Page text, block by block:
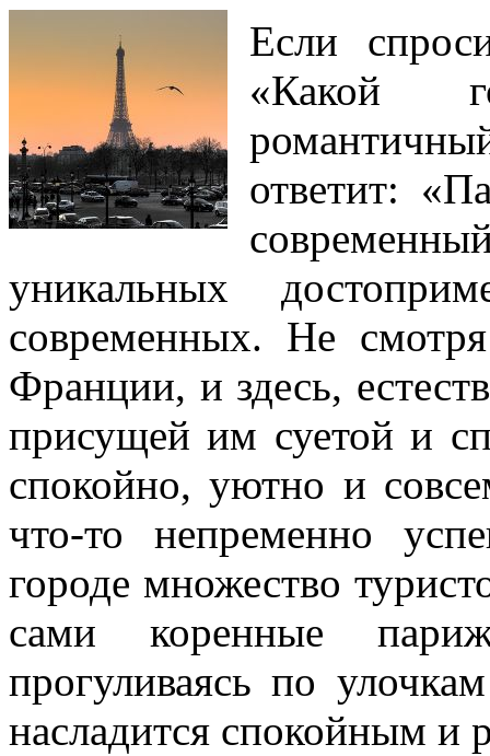
Если
«Какой
ответит:
уникальных
современных. Не
Франции, и здесь,
присущей им суетой и
спокойно, уютно и
что-то непременно
городе множество
сами коренные
прогуливаясь по
насладится спокойным и